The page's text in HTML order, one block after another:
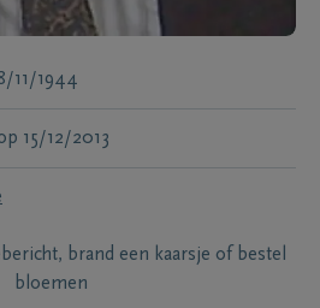
11/1944
15/12/2013
brand een kaarsje of bestel
bloemen